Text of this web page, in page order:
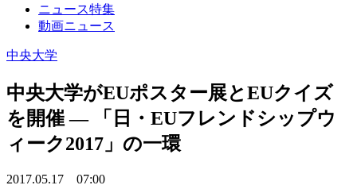
ニュース特集
動画ニュース
中央大学
中央大学がEUポスター展とEUクイズ
を開催 — 「日・EUフレンドシップウ
ィーク2017」の一環
2017.05.17 07:00